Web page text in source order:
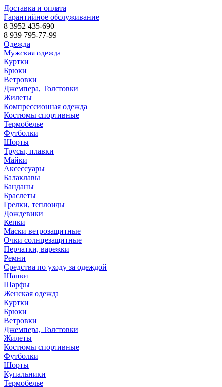
Доставка и оплата
Гарантийное обслуживание
8 3952 435-690
8 939 795-77-99
Одежда
Мужская одежда
Куртки
Брюки
Ветровки
Джемпера, Толстовки
Жилеты
Компрессионная одежда
Костюмы спортивные
Термобелье
Футболки
Шорты
Трусы, плавки
Майки
Аксессуары
Балаклавы
Банданы
Браслеты
Грелки, теплоиды
Дождевики
Кепки
Маски ветрозащитные
Очки солнцезащитные
Перчатки, варежки
Ремни
Средства по уходу за одеждой
Шапки
Шарфы
Женская одежда
Куртки
Брюки
Ветровки
Джемпера, Толстовки
Жилеты
Костюмы спортивные
Футболки
Шорты
Купальники
Термобелье